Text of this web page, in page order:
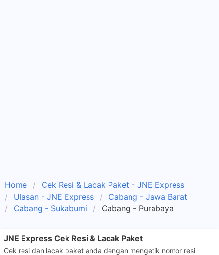
Home
Cek Resi & Lacak Paket - JNE Express
Ulasan - JNE Express
Cabang - Jawa Barat
Cabang - Sukabumi
Cabang - Purabaya
JNE Express Cek Resi & Lacak Paket
Cek resi dan lacak paket anda dengan mengetik nomor resi